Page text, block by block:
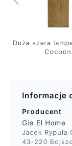
Duża szara
Cocoon
Informacje
Producent
Gie El Home
Jacek Rypuła
43-220